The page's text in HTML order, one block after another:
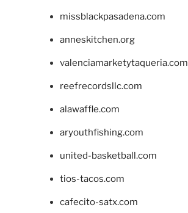
missblackpasadena.com
anneskitchen.org
valenciamarketytaqueria.com
reefrecordsllc.com
alawaffle.com
aryouthfishing.com
united-basketball.com
tios-tacos.com
cafecito-satx.com